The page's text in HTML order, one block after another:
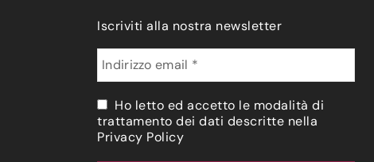
Iscriviti alla nostra newsletter
Ho letto ed accetto le modalità di
trattamento dei dati descritte nella
Privacy Policy